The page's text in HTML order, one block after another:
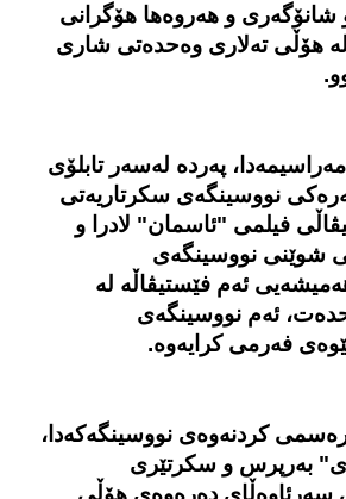
شانۆگه‌ری و هەروەها هۆگرانی
هۆڵی ته‌لاری وەحدەتی شاری
پەردە لەسەر تابلۆی
نووسینگەی سکرتاریەتی
فیلمی "ئاسمان" لادرا و
شوێنی نووسینگەی
ئه‌م فێستیڤاڵە لە
ئەم نووسینگه‌ی
فەرمی کرایەوە.
کردنەوەی نووسینگه‌که‌دا،
به‌رپرس و سکرتێری
سه‌رئاوه‌ڵای دەرەوەی هۆڵی